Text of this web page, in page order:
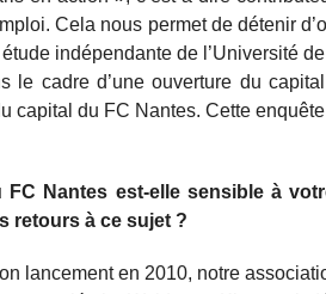
Cela nous permet de détenir
indépendante de l’Université
le cadre d’une ouverture du
capital du FC Nantes. Cette
FC Nantes est-elle sensible à
retours à ce sujet ?
lancement en 2010, notre